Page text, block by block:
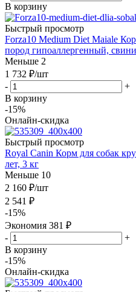
В корзину
Быстрый просмотр
Forza10 Medium Diet Maiale
пород гипоаллергенный,
Меньше 2
1 732 ₽/шт
-
+
В корзину
-15%
Онлайн-скидка
Быстрый просмотр
Royal Canin Корм для собак
лет, 3 кг
Меньше 10
2 160 ₽/шт
2 541 ₽
-15%
Экономия 381 ₽
-
+
В корзину
-15%
Онлайн-скидка